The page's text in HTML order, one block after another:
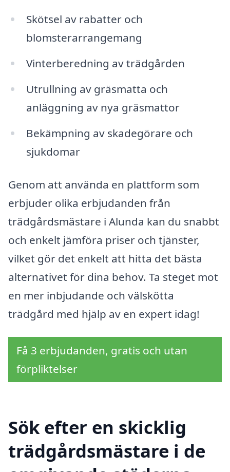
Skötsel av rabatter och
blomsterarrangemang
Vinterberedning av trädgården
Utrullning av gräsmatta och
anläggning av nya gräsmattor
Bekämpning av skadegörare och
sjukdomar
Genom att använda en plattform som
erbjuder olika erbjudanden från
trädgårdsmästare i Alunda kan du snabbt
och enkelt jämföra priser och tjänster,
vilket gör det enkelt att hitta det bästa
alternativet för dina behov. Ta steget mot
en mer inbjudande och välskötta
trädgård med hjälp av en expert idag!
Få 3 erbjudanden, gratis och utan
förpliktelser
Sök efter en skicklig
trädgårdsmästare i de